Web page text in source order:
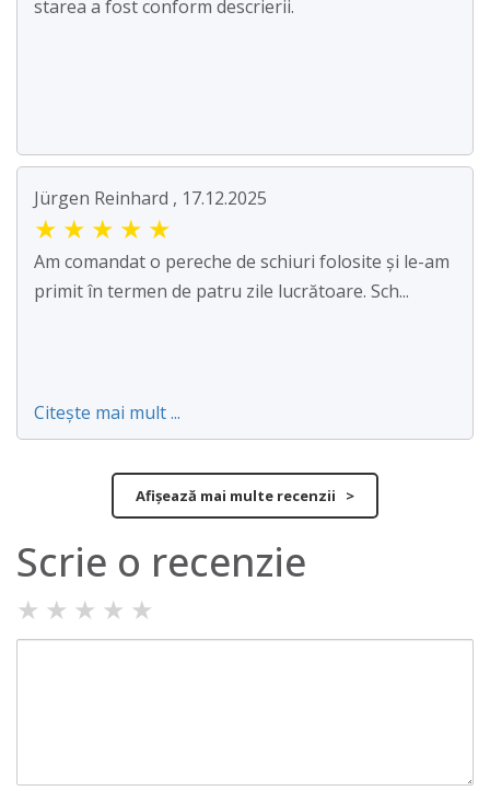
starea a fost conform descrierii.
Jürgen Reinhard , 17.12.2025
★ ★ ★ ★ ★
Am comandat o pereche de schiuri folosite și le-am
primit în termen de patru zile lucrătoare. Sch...
Citește mai mult ...
Afișează mai multe recenzii >
Scrie o recenzie
★ ★ ★ ★ ★